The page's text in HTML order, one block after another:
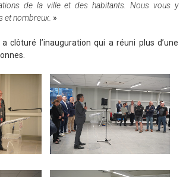
de la ville et des habitants. Nous vous y
et nombreux. »
clôturé l’inauguration qui a réuni plus d’une